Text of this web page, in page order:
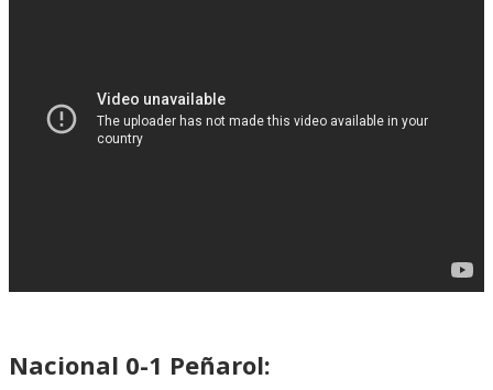
Nacional 0-1 Peñarol: